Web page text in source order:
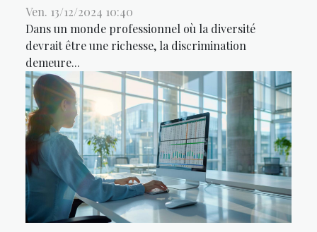
Ven. 13/12/2024 10:40
Dans un monde professionnel où la diversité
devrait être une richesse, la discrimination
demeure...